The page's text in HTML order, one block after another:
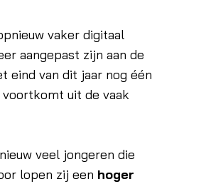
vaker digitaal
aangepast zijn aan de
eind van dit jaar nog één
uit de vaak
veel jongeren die
lopen zij een hoger